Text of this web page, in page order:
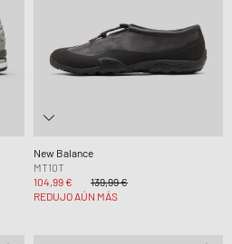
New Balance
MT10T
104,99 €
139,99 €
REDUJO AÚN MÁS